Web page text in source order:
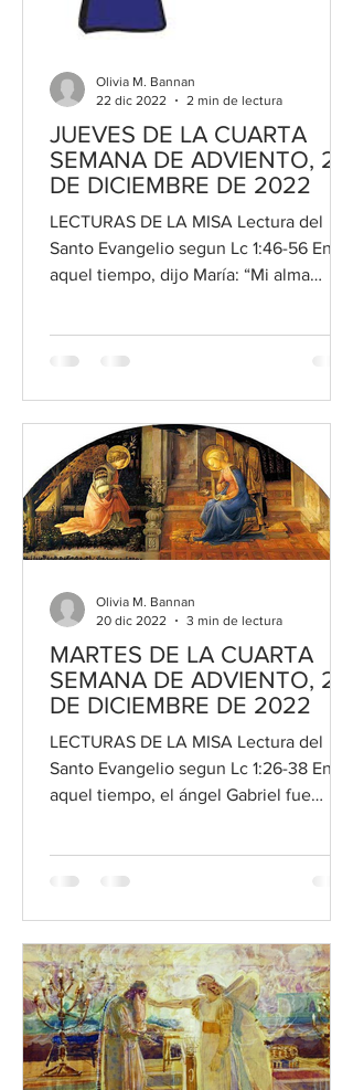
JUEVES DE LA CUARTA
SEMANA DE ADVIENTO, 22
DE DICIEMBRE DE 2022
LECTURAS DE LA MISA Lectura del
Santo Evangelio segun Lc 1:46-56 En
aquel tiempo, dijo María: “Mi alma
Olivia M. Bannan
22 dic 2022
2 min de lectura
MARTES DE LA CUARTA
SEMANA DE ADVIENTO, 20
DE DICIEMBRE DE 2022
LECTURAS DE LA MISA Lectura del
Santo Evangelio segun Lc 1:26-38 En
aquel tiempo, el ángel Gabriel fue
Olivia M. Bannan
20 dic 2022
3 min de lectura